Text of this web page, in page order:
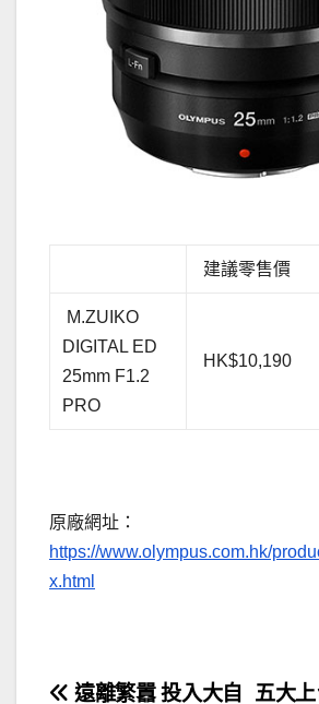
建議零售價
M.ZUIKO
DIGITAL ED
25mm F1.2
PRO
HK$10,190
原廠網址：
https://www.olympus.com.hk/
x.html
五大
遠離繁囂 投入大自